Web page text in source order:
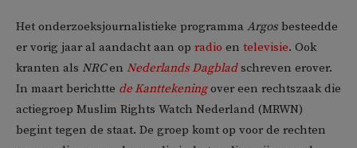
Het onderzoeksjournalistieke programma Argos besteedde
er vorig jaar al aandacht aan op radio en televisie. Ook
kranten als NRCen Nederlands Dagbladschreven erover.
In maart berichtte de Kanttekeningover een rechtszaak die
actiegroep Muslim Rights Watch Nederland (MRWN)
begint tegen de staat. De groep komt op voor de rechten